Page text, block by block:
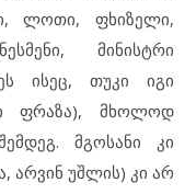
ლოთი, ფხიზელი,
მინისტრი
ისეც, თუკი იგი
ფრაზა), მხოლოდ
მგოსანი კი
არვინ უშლის) კი არ